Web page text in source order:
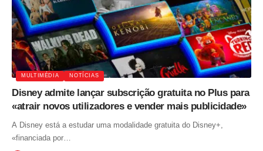
MULTIMÉDIA NOTÍCIAS
Disney admite lançar subscrição gratuita no Plus para
«atrair novos utilizadores e vender mais publicidade»
A Disney está a estudar uma modalidade gratuita do Disney+,
«financiada por…